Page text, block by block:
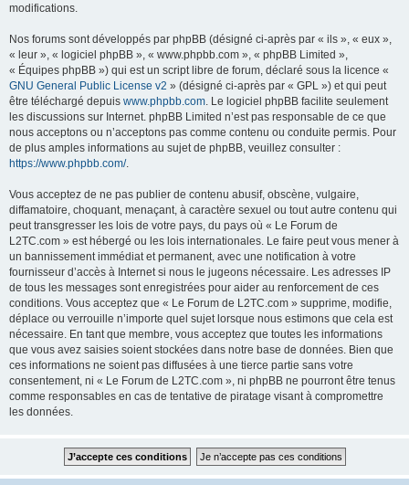
modifications.
Nos forums sont développés par phpBB (désigné ci-après par « ils », « eux »,
« leur », « logiciel phpBB », « www.phpbb.com », « phpBB Limited »,
« Équipes phpBB ») qui est un script libre de forum, déclaré sous la licence «
GNU General Public License v2 » (désigné ci-après par « GPL ») et qui peut
être téléchargé depuis www.phpbb.com. Le logiciel phpBB facilite seulement
les discussions sur Internet. phpBB Limited n’est pas responsable de ce que
nous acceptons ou n’acceptons pas comme contenu ou conduite permis. Pour
de plus amples informations au sujet de phpBB, veuillez consulter :
https://www.phpbb.com/.
Vous acceptez de ne pas publier de contenu abusif, obscène, vulgaire,
diffamatoire, choquant, menaçant, à caractère sexuel ou tout autre contenu qui
peut transgresser les lois de votre pays, du pays où « Le Forum de
L2TC.com » est hébergé ou les lois internationales. Le faire peut vous mener à
un bannissement immédiat et permanent, avec une notification à votre
fournisseur d’accès à Internet si nous le jugeons nécessaire. Les adresses IP
de tous les messages sont enregistrées pour aider au renforcement de ces
conditions. Vous acceptez que « Le Forum de L2TC.com » supprime, modifie,
déplace ou verrouille n’importe quel sujet lorsque nous estimons que cela est
nécessaire. En tant que membre, vous acceptez que toutes les informations
que vous avez saisies soient stockées dans notre base de données. Bien que
ces informations ne soient pas diffusées à une tierce partie sans votre
consentement, ni « Le Forum de L2TC.com », ni phpBB ne pourront être tenus
comme responsables en cas de tentative de piratage visant à compromettre
les données.